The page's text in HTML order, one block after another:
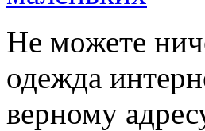
Не можете
одежда
верному